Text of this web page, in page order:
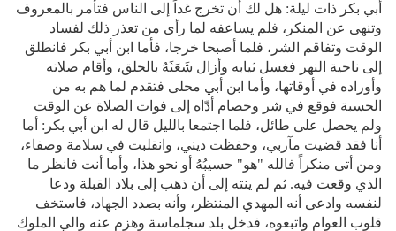
أبي بكر ذات ليلة: هل لك أن تخرج غداً إلى الناس فتأمر بالمعروف
وتنهى عن المنكر، فلم يساعفه لما رأى من تعذر ذلك لفساد
الوقت وتفاقم الشر، فلما أصبحا خرجا، فأما ابن أبي بكر فانطلق
إلى ناحية النهر فغسل ثيابه وأزال شَعَثَهُ بالحلق، وأقام صلاته
وأوراده في أوقاتها، وأما ابن أبي محلى فتقدم لما هم به من
الحسبة فوقع في شر وخصام أدّاه إلى فوات الصلاة عن الوقت
ولم يحصل على طائل، فلما اجتمعا بالليل قال له ابن أبي بكر: أما
أنا فقد قضيت مآربي، وحفظت ديني، وانقلبت في سلامة وصفاء،
ومن أتى منكراً فالله "هو" حسيبُهُ أو نحو هذا، وأما أنت فانظر ما
الذي وقعت فيه. ثم لم ينته إلى أن ذهب إلى بلاد القبلة ودعا
لنفسه وادعى أنه المهدي المنتظر، وأنه بصدد الجهاد، فاستخف
قلوب العوام واتبعوه، فدخل بلد سجلماسة وهزم عنه والي الملوك